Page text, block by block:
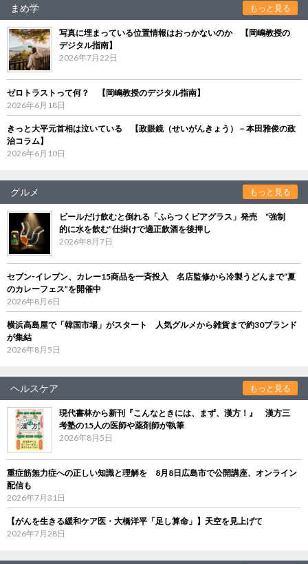
まめ学 もっと見る
写真に埋まっている位置情報はおっかないのか 【岡嶋教授の
デジタル指南】
2026年7月22日
ゼロトラストって何？ 【岡嶋教授のデジタル指南】
2026年6月18日
きっと大平元首相は泣いている 【政眼鏡（せいがんきょう）－本田雅俊の政
治コラム】
2026年6月10日
グルメ もっと見る
ビールだけ飲むと倒れる「ふらつくビアグラス」発売 “強制
的に水を飲む”仕掛けで適正飲酒を後押し
2026年8月7日
セブン‐イレブン、カレー15商品を一斉投入 名店監修から冷製うどんまで“夏
のカレーフェス”を開催中
2026年8月6日
横浜高島屋で「韓国市場」がスタート 人気グルメから雑貨まで約30ブランド
が集結
2026年8月5日
ヘルスケア もっと見る
現代書林から新刊『こんなときには、まず、漢方！』 漢方三
考塾の15人の医師や薬剤師が執筆
2026年8月5日
重症筋無力症への正しい知識と理解を 8月8日広島市で公開講座、オンライン
配信も
2026年7月31日
【がんを生きる緩和ケア医・大橋洋平「足し算命」】天空を見上げて
2026年7月28日